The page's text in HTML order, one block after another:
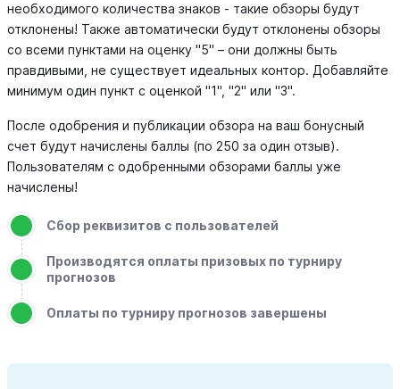
необходимого количества знаков - такие обзоры будут
отклонены! Также автоматически будут отклонены обзоры
со всеми пунктами на оценку "5" – они должны быть
правдивыми, не существует идеальных контор. Добавляйте
минимум один пункт с оценкой "1", "2" или "3".
После одобрения и публикации обзора на ваш бонусный
счет будут начислены баллы (по 250 за один отзыв).
Пользователям с одобренными обзорами баллы уже
начислены!
Сбор реквизитов с пользователей
Производятся оплаты призовых по турниру
прогнозов
Оплаты по турниру прогнозов завершены